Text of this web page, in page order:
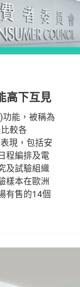
高下互見
能，被稱為
較各
現，包括安
程編排及電
及試驗組織
樣本在歐洲
有售的14個